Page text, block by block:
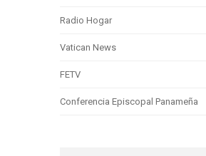
Radio Hogar
Vatican News
FETV
Conferencia Episcopal Panameña